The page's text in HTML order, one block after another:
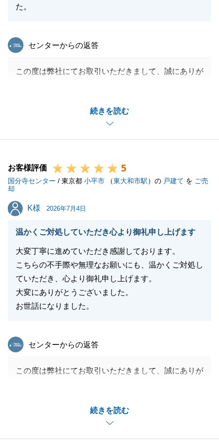
た。
続きを読む
東急リバブル
センターからの返答
この度は弊社にてお取引いただきまして、誠にありが
ので、引き続きよろしくお願いいたします。
お客様評価
5
国分寺センター / 東京都 小平市 （東大和市駅）の 戸建て を ご売
却
K様
K様 2026年7月4日
温かくご対処していただき心より御礼申し上げます
大変丁寧に進めていただき感謝しております。
こちらの不手際や無理なお願いにも、温かくご対処し
ていただき、心より御礼申し上げます。
大変にありがとうございました。
お世話になりました。
続きを読む
東急リバブル
センターからの返答
この度は弊社にてお取引いただきまして、誠にありが
重ねてお礼申し上げます。
今後もどんなに些細なことでも何かございましたらお